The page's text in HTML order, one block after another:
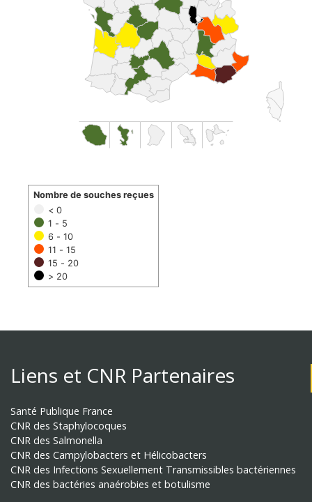
< 0
1 - 5
6 - 10
11 - 15
15 - 20
> 20
Nombre de souches reçues
Liens et CNR Partenaires
Santé Publique France
CNR des Staphylocoques
CNR des Salmonella
CNR des Campylobacters et Hélicobacters
CNR des Infections Sexuellement Transmissibles bactériennes
CNR des bactéries anaérobies et botulisme